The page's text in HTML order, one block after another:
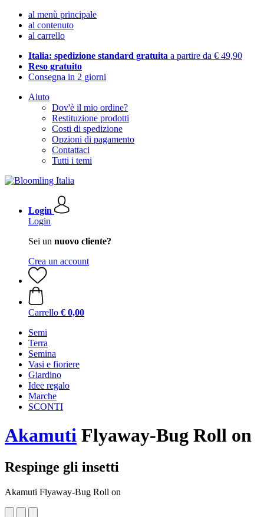
al menù principale
al contenuto
al carrello
Italia: spedizione standard gratuita a partire da € 49,90
Reso gratuito
Consegna in 2 giorni
Aiuto
Dov'è il mio ordine?
Restituzione prodotti
Costi di spedizione
Opzioni di pagamento
Contattaci
Tutti i temi
Login
Login
Sei un nuovo cliente?
Crea un account
Carrello € 0,00
Semi
Terra
Semina
Vasi e fioriere
Giardino
Idee regalo
Marche
SCONTI
Akamuti Flyaway-Bug Roll on
Respinge gli insetti
Akamuti Flyaway-Bug Roll on